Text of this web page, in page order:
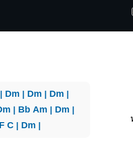
Dm | Dm | Dm |
| Bb Am | Dm |
F C| Dm |